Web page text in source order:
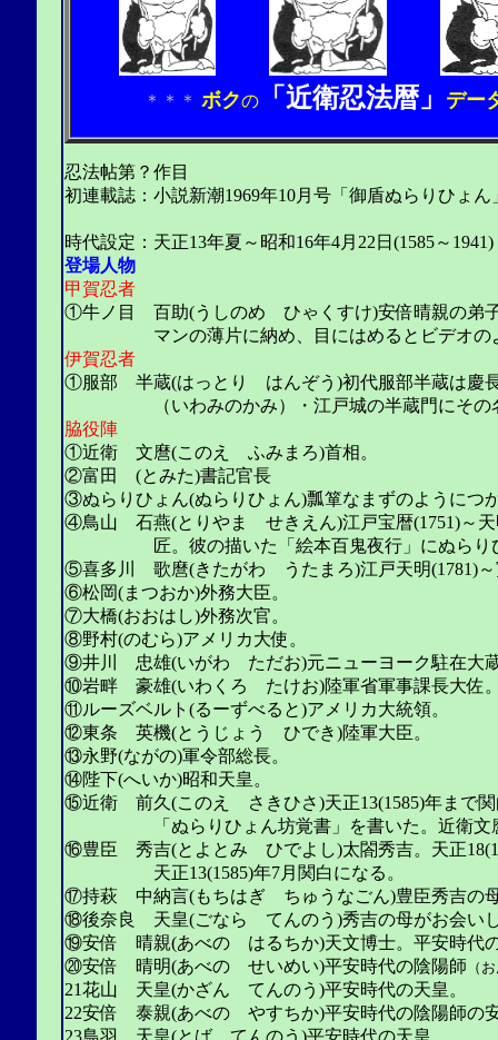
＊＊＊ ボクの 「近衛忍法暦」 デー
忍法帖第？作目
初連載誌：小説新潮1969年10月号「御盾ぬらりひょん
時代設定：天正13年夏～昭和16年4月22日(1585～1941)
登場人物
甲賀忍者
①牛ノ目 百助(うしのめ ひゃくすけ)安倍晴親の弟
マンの薄片に納め、目にはめるとビデオのよ
伊賀忍者
①服部 半蔵(はっとり はんぞう)初代服部半蔵は慶長
（いわみのかみ）・江戸城の半蔵門にその名
脇役陣
①近衛 文麿(このえ ふみまろ)首相。
②富田 (とみた)書記官長
③ぬらりひょん(ぬらりひょん)瓢箪なまずのようにつ
④鳥山 石燕(とりやま せきえん)江戸宝暦(1751)～天
匠。彼の描いた「絵本百鬼夜行」にぬらりひ
⑤喜多川 歌麿(きたがわ うたまろ)江戸天明(1781)～
⑥松岡(まつおか)外務大臣。
⑦大橋(おおはし)外務次官。
⑧野村(のむら)アメリカ大使。
⑨井川 忠雄(いがわ ただお)元ニューヨーク駐在大
⑩岩畔 豪雄(いわくろ たけお)陸軍省軍事課長大佐
⑪ルーズベルト(るーずべると)アメリカ大統領。
⑫東条 英機(とうじょう ひでき)陸軍大臣。
⑬永野(ながの)軍令部総長。
⑭陛下(へいか)昭和天皇。
⑮近衛 前久(このえ さきひさ)天正13(1585)年まで関
「ぬらりひょん坊覚書」を書いた。近衛文麿
⑯豊臣 秀吉(とよとみ ひでよし)太閤秀吉。天正
天正13(1585)年7月関白になる。
⑰持萩 中納言(もちはぎ ちゅうなごん)豊臣秀吉の
⑱後奈良 天皇(ごなら てんのう)秀吉の母がお会い
⑲安倍 晴親(あべの はるちか)天文博士。平安時代
⑳安倍 晴明(あべの せいめい)平安時代の陰陽師 （
21花山 天皇(かざん てんのう)平安時代の天皇。
22安倍 泰親(あべの やすちか)平安時代の陰陽師の
23鳥羽 天皇(とば てんのう)平安時代の天皇。